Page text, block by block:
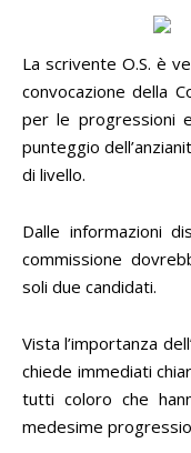
La scrivente O.S. è
convocazione della
per le progressioni
punteggio
di livello.
Dalle informazioni
commissione
soli due candidati.
Vista l’importanza
chiede immediati
tutti coloro che
medesime